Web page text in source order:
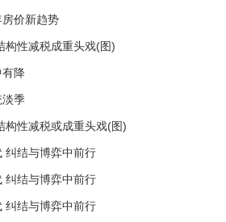
价新趋势
构性减税成重头戏(图)
有降
淡季
构性减税或成重头戏(图)
纠结与博弈中前行
纠结与博弈中前行
纠结与博弈中前行